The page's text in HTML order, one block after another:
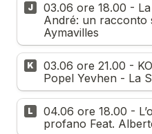
J
03.06 ore 18.00 -
André: un
Aymavilles
K
03.06 ore 21.00 -
Popel Yevhen - La
L
04.06 ore 18.00 -
profano Feat.